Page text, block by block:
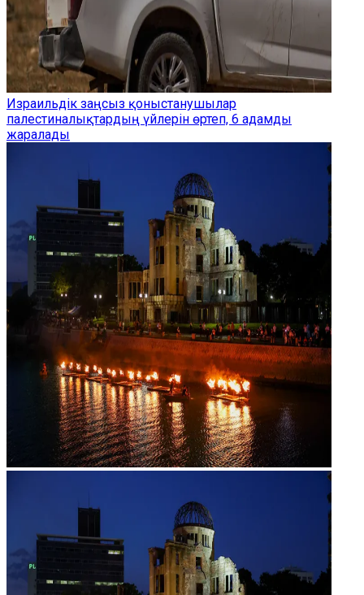
Израильдік заңсыз қоныстанушылар
палестиналықтардың үйлерін өртеп, 6 адамды
жаралады